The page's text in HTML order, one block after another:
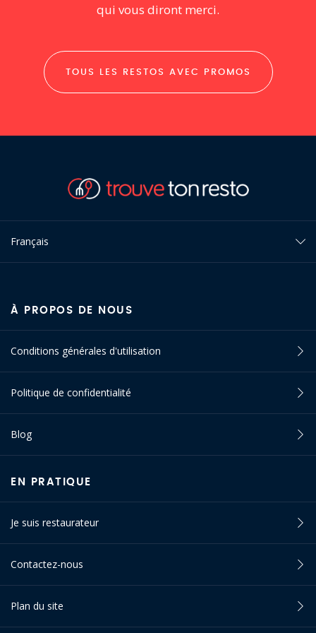
qui vous diront merci.
TOUS LES RESTOS AVEC PROMOS
Français
À PROPOS DE NOUS
Conditions générales d'utilisation
Politique de confidentialité
Blog
EN PRATIQUE
Je suis restaurateur
Contactez-nous
Plan du site